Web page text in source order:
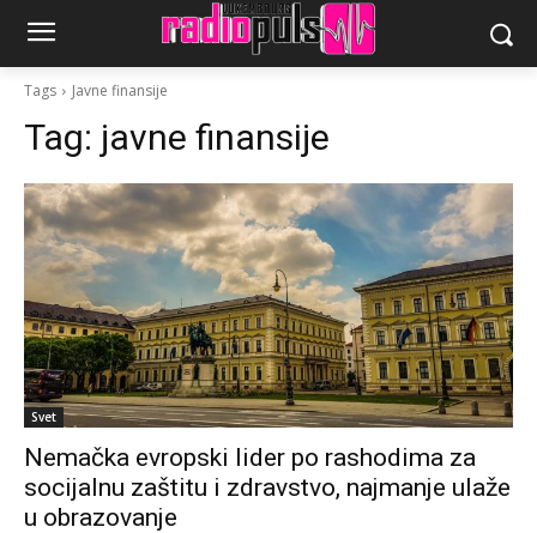
Tags Javne finansije
Tag: javne finansije
Svet
Nemačka evropski lider po rashodima za
socijalnu zaštitu i zdravstvo, najmanje ulaže
u obrazovanje